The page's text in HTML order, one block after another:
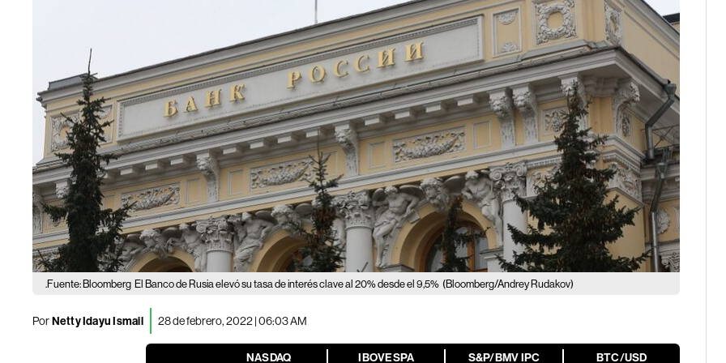
.Fuente: Bloomberg El Banco de Rusia elevó su tasa de interés clave al 20% desde el 9,5% (Bloomberg/Andrey Rudakov)
PorNetty Idayu Ismail 28 de febrero, 2022 | 06:03 AM
NASDAQ IBOVESPA S&P/BMV IPC BTC/USD